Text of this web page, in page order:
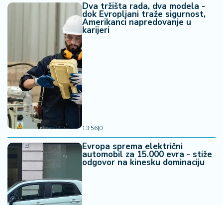
Dva tržišta rada, dva modela -
dok Evropljani traže sigurnost,
Amerikanci napredovanje u
karijeri
13:56|0
Evropa sprema električni
automobil za 15.000 evra - stiže
odgovor na kinesku dominaciju